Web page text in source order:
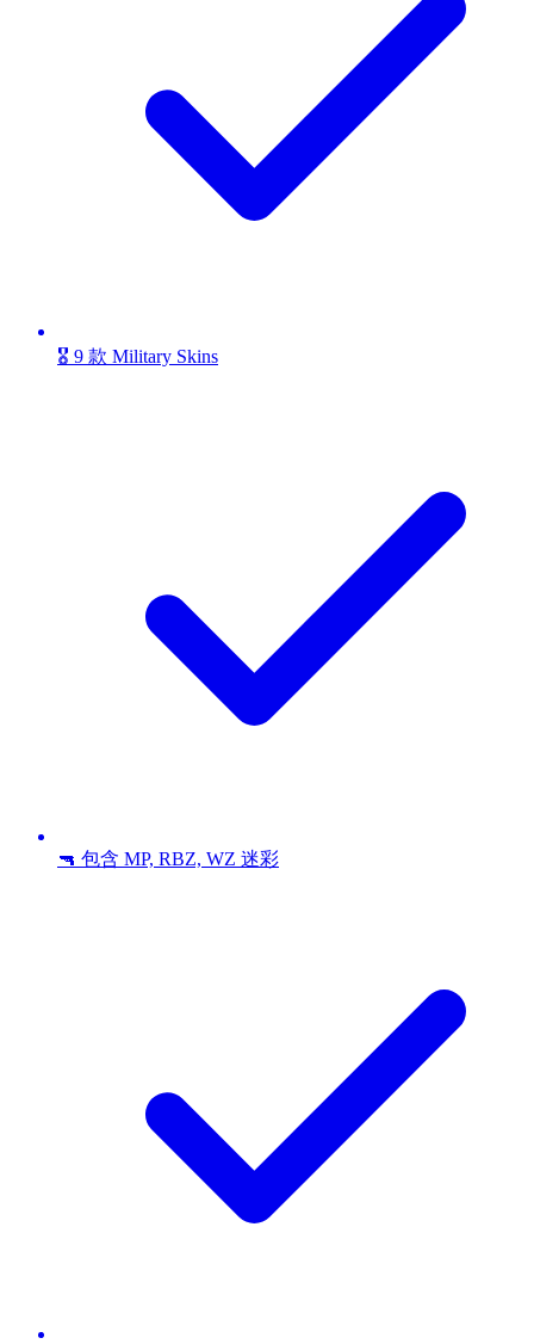
🎖️ 9 款 Military Skins
🔫 包含 MP, RBZ, WZ 迷彩